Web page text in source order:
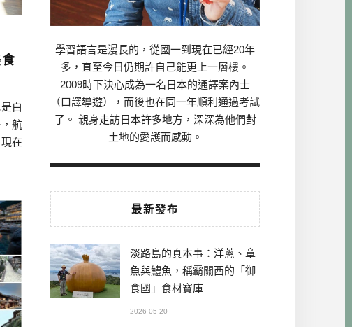
白
航
在
個
機
機
學習語言是漫長的，從國一到現在已經20年
多，直至今日仍期許自己能更上一層樓。
2009時下決心成為一名日本的通譯案內士
（口譯導遊），而後也在同一年順利通過考試
了。 親身走訪日本許多地方，深深為他們對
土地的愛護而感動。
最新發布
淡路島的真本事：洋蔥、章
魚與鱧魚，稱霸關西的「御
食國」食材寶庫
2026-05-20